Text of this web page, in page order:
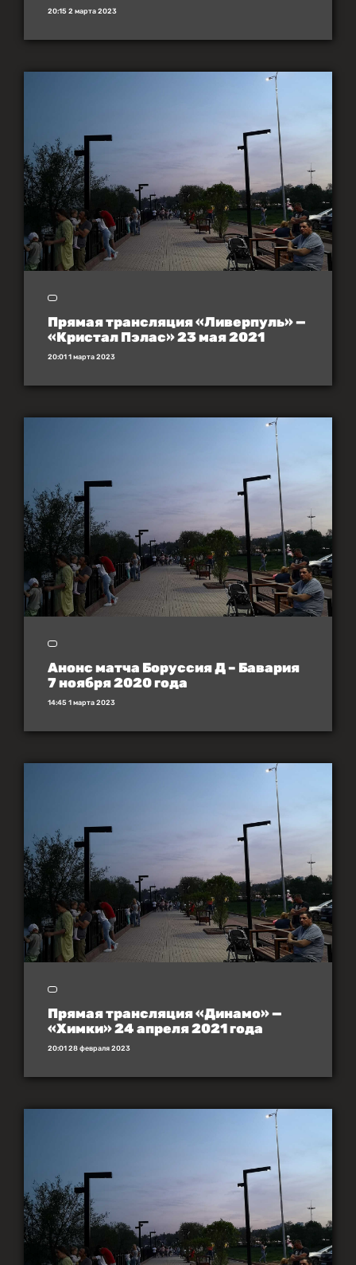
20:15 2 марта 2023
Прямая трансляция «Ливерпуль» —
«Кристал Пэлас» 23 мая 2021
20:01 1 марта 2023
Анонс матча Боруссия Д – Бавария
7 ноября 2020 года
14:45 1 марта 2023
Прямая трансляция «Динамо» —
«Химки» 24 апреля 2021 года
20:01 28 февраля 2023